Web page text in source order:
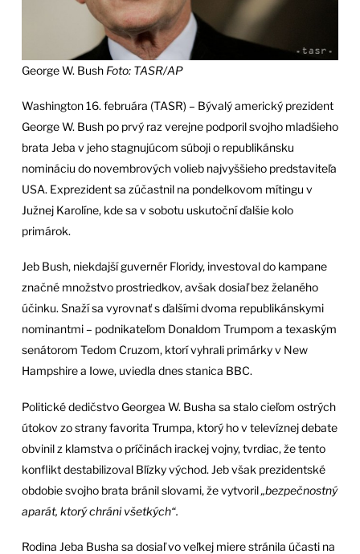
George W. Bush Foto: TASR/AP
Washington 16. februára (TASR) – Bývalý americký prezident
George W. Bush po prvý raz verejne podporil svojho mladšieho
brata Jeba v jeho stagnujúcom súboji o republikánsku
nomináciu do novembrových volieb najvyššieho predstaviteľa
USA. Exprezident sa zúčastnil na pondelkovom mítingu v
Južnej Karolíne, kde sa v sobotu uskutoční ďalšie kolo
primárok.
Jeb Bush, niekdajší guvernér Floridy, investoval do kampane
značné množstvo prostriedkov, avšak dosiaľ bez želaného
účinku. Snaží sa vyrovnať s ďalšími dvoma republikánskymi
nominantmi – podnikateľom Donaldom Trumpom a texaským
senátorom Tedom Cruzom, ktorí vyhrali primárky v New
Hampshire a Iowe, uviedla dnes stanica BBC.
Politické dedičstvo Georgea W. Busha sa stalo cieľom ostrých
útokov zo strany favorita Trumpa, ktorý ho v televíznej debate
obvinil z klamstva o príčinách irackej vojny, tvrdiac, že tento
konflikt destabilizoval Blízky východ. Jeb však prezidentské
obdobie svojho brata bránil slovami, že vytvoril„bezpečnostný
aparát, ktorý chráni všetkých“.
Rodina Jeba Busha sa dosiaľ vo veľkej miere stránila účasti na